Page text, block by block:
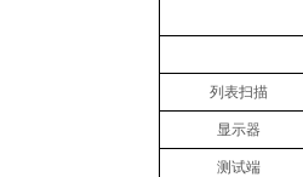
列表扫描
显示器
测试端